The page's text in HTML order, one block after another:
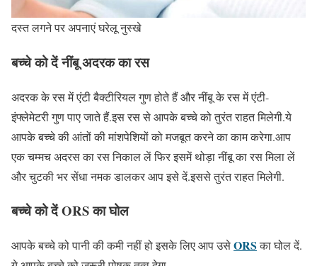
दस्त लगने पर अपनाएं घरेलू नुस्खे
बच्चे को दें नींबू अदरक का रस
अदरक के रस में एंटी बैक्टीरियल गुण होते हैं और नींबू के रस में एंटी-
इंफ्लेमेटरी गुण पाए जाते हैं.इस रस से आपके बच्चे को तुरंत राहत मिलेगी.ये
आपके बच्चे की आंतों की मांशपेशियों को मजबूत करने का काम करेगा.आप
एक चम्मच अदरस का रस निकाल लें फिर इसमें थोड़ा नींबू का रस मिला लें
और चुटकी भर सेंधा नमक डालकर आप इसे दें.इससे तुरंत राहत मिलेगी.
बच्चे को दें ORS का घोल
आपके बच्चे को पानी की कमी नहीं हो इसके लिए आप उसेORSका घोल दें.